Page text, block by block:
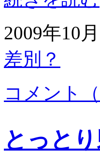
2009年10
差別？
コメント（
とっと